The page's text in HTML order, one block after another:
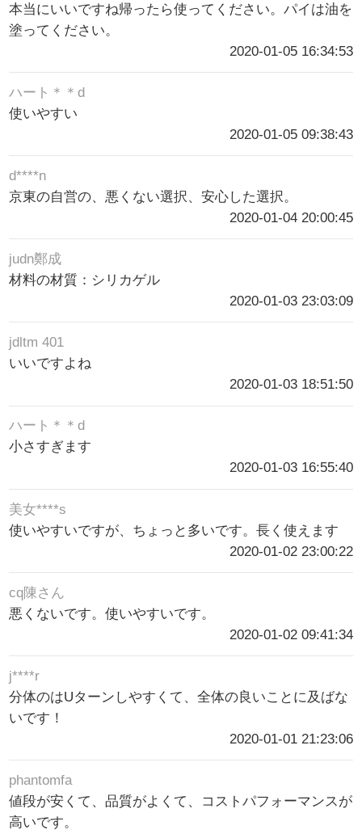
本当にいいですね帰ったら使ってください。パイは油を
塗ってください。
2020-01-05 16:34:53
ハート＊＊d
使いやすい
2020-01-05 09:38:43
d****n
京東の自営の、悪くない選択、安心した選択。
2020-01-04 20:00:45
judn鄭成
材料の材質：シリカゲル
2020-01-03 23:03:09
jdltm 401
いいですよね
2020-01-03 18:51:50
ハート＊＊d
小さすぎます
2020-01-03 16:55:40
美女****s
使いやすいですが、ちょっと多いです。長く使えます
2020-01-02 23:00:22
cq陳さん
悪くないです。使いやすいです。
2020-01-02 09:41:34
j****r
分体のはUターンしやすくて、全体の良いことに及ばな
いです！
2020-01-01 21:23:06
phantomfa
値段が安くて、品質がよくて、コストパフォーマンスが
高いです。